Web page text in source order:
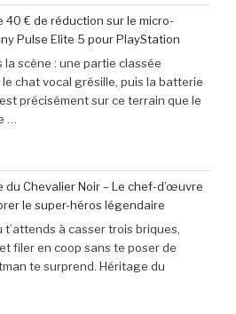
»
»
40 € de réduction sur le micro-
Pulse Elite 5 pour PlayStation
la scène : une partie classée
le chat vocal grésille, puis la batterie
précisément sur ce terrain que le
…
du Chevalier Noir – Le chef-d’œuvre
le super-héros légendaire
t’attends à casser trois briques,
filer en coop sans te poser de
te surprend. Héritage du